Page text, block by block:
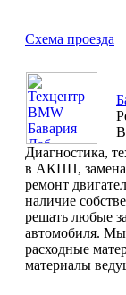
Схема проезда
Диагностика,
в АКПП, замена
ремонт
наличие
решать любые
автомобиля. Мы
расходные
материалы